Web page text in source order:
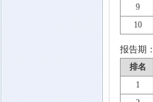
9
10
报告期：
排名
1